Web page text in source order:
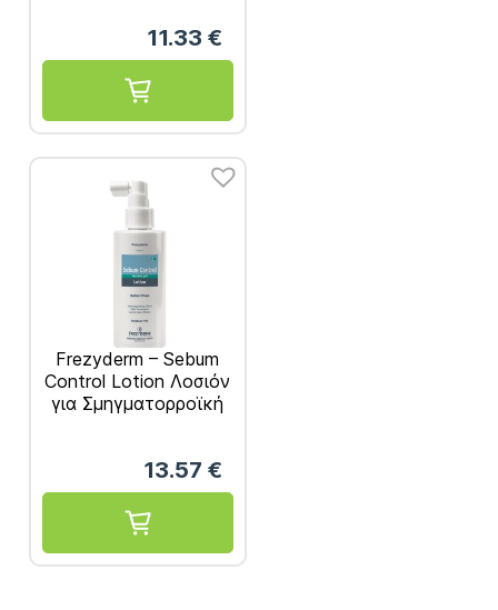
50ml11.33 €
Frezyderm – Sebum
Control Lotion Λοσιόν
για Σμηγματορροϊκή
13.57 €